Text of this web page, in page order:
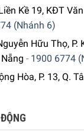
cho sàn nhà của
Kề 19, KĐT Văn
(Nhánh 6)
Hữu Thọ, P.
- 1900 6774
Hòa, P. 13, Q.